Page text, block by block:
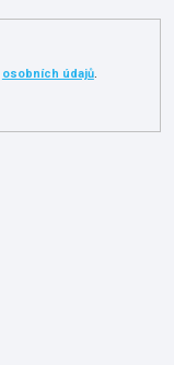
osobních údajů.